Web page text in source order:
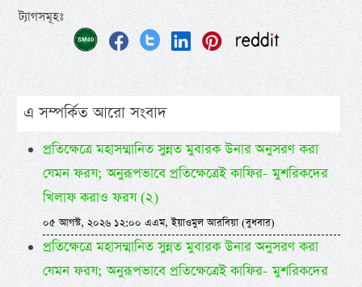
ট্যাগসমূহঃ
এ সম্পর্কিত আরো সংবাদ
প্রতিক্ষেত্রে মহাসম্মানিত সুন্নত মুবারক উনার অনুসরণ করা
যেমন ফরয; অনুরূপভাবে প্রতিক্ষেত্রেই কাফির- মুশরিকদের
খিলাফ করাও ফরয (২)
০৫ আগস্ট, ২০২৬ ১২:০০ এএম, ইয়াওমুল আরবিয়া (বুধবার)
প্রতিক্ষেত্রে মহাসম্মানিত সুন্নত মুবারক উনার অনুসরণ করা
যেমন ফরয; অনুরূপভাবে প্রতিক্ষেত্রেই কাফির- মুশরিকদের